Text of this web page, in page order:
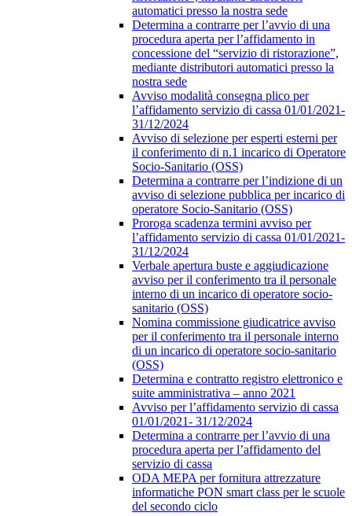
automatici presso la nostra sede
Determina a contrarre per l’avvio di una
procedura aperta per l’affidamento in
concessione del “servizio di ristorazione”,
mediante distributori automatici presso la
nostra sede
Avviso modalità consegna plico per
l’affidamento servizio di cassa 01/01/2021-
31/12/2024
Avviso di selezione per esperti esterni per
il conferimento di n.1 incarico di Operatore
Socio-Sanitario (OSS)
Determina a contrarre per l’indizione di un
avviso di selezione pubblica per incarico di
operatore Socio-Sanitario (OSS)
Proroga scadenza termini avviso per
l’affidamento servizio di cassa 01/01/2021-
31/12/2024
Verbale apertura buste e aggiudicazione
avviso per il conferimento tra il personale
interno di un incarico di operatore socio-
sanitario (OSS)
Nomina commissione giudicatrice avviso
per il conferimento tra il personale interno
di un incarico di operatore socio-sanitario
(OSS)
Determina e contratto registro elettronico e
suite amministrativa – anno 2021
Avviso per l’affidamento servizio di cassa
01/01/2021- 31/12/2024
Determina a contrarre per l’avvio di una
procedura aperta per l’affidamento del
servizio di cassa
ODA MEPA per fornitura attrezzature
informatiche PON smart class per le scuole
del secondo ciclo